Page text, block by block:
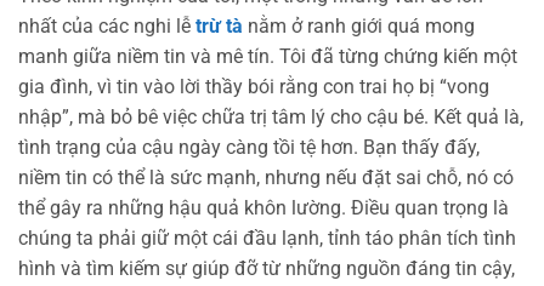
nhất của các nghi lễ trừ tà nằm ở ranh giới quá mong
manh giữa niềm tin và mê tín. Tôi đã từng chứng kiến một
gia đình, vì tin vào lời thầy bói rằng con trai họ bị “vong
nhập”, mà bỏ bê việc chữa trị tâm lý cho cậu bé. Kết quả là,
tình trạng của cậu ngày càng tồi tệ hơn. Bạn thấy đấy,
niềm tin có thể là sức mạnh, nhưng nếu đặt sai chỗ, nó có
thể gây ra những hậu quả khôn lường. Điều quan trọng là
chúng ta phải giữ một cái đầu lạnh, tỉnh táo phân tích tình
hình và tìm kiếm sự giúp đỡ từ những nguồn đáng tin cậy,